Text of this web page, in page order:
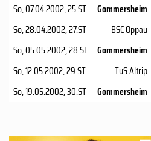
So, 07.04.2002, 25.ST Gommersheim
So, 28.04.2002, 27.ST BSC Oppau
So, 05.05.2002, 28.ST Gommersheim
So, 12.05.2002, 29.ST TuS Altrip
So, 19.05.2002, 30.ST Gommersheim